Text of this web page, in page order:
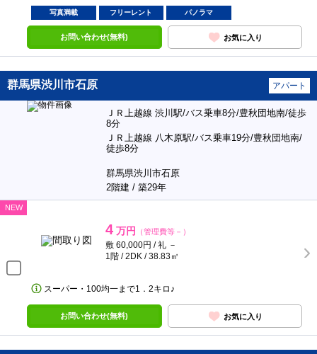
写真満載 フリーレント パノラマ
お問い合わせ(無料) お気に入り
群馬県渋川市石原 アパート
ＪＲ上越線 渋川駅/バス乗車8分/豊秋団地南/徒歩
8分
ＪＲ上越線 八木原駅/バス乗車19分/豊秋団地南/
徒歩8分
群馬県渋川市石原
2階建 / 築29年
NEW
4 万円 （管理費等－）
敷 60,000円 / 礼 －
1階 / 2DK / 38.83㎡
スーパー・100均一まで1．2キロ♪
お問い合わせ(無料) お気に入り